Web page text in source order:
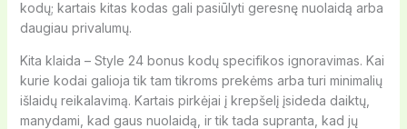
kodų; kartais kitas kodas gali pasiūlyti geresnę nuolaidą arba
daugiau privalumų.
Kita klaida – Style 24 bonus kodų specifikos ignoravimas. Kai
kurie kodai galioja tik tam tikroms prekėms arba turi minimalių
išlaidų reikalavimą. Kartais pirkėjai į krepšelį įsideda daiktų,
manydami, kad gaus nuolaidą, ir tik tada supranta, kad jų